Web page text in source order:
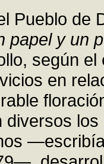
Pueblo de
papel y un
según
en
diversos